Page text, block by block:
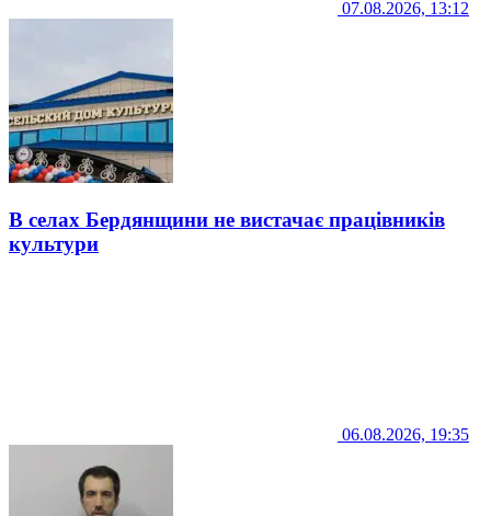
07.08.2026, 13:12
В селах Бердянщини не вистачає працівників
культури
06.08.2026, 19:35